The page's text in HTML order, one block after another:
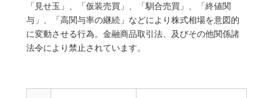
「見せ玉」、「仮装売買」、「馴合売買」、「終値関
与」、「高関与率の継続」などにより株式相場を意図的
に変動させる行為。金融商品取引法、及びその他関係諸
法令により禁止されています。